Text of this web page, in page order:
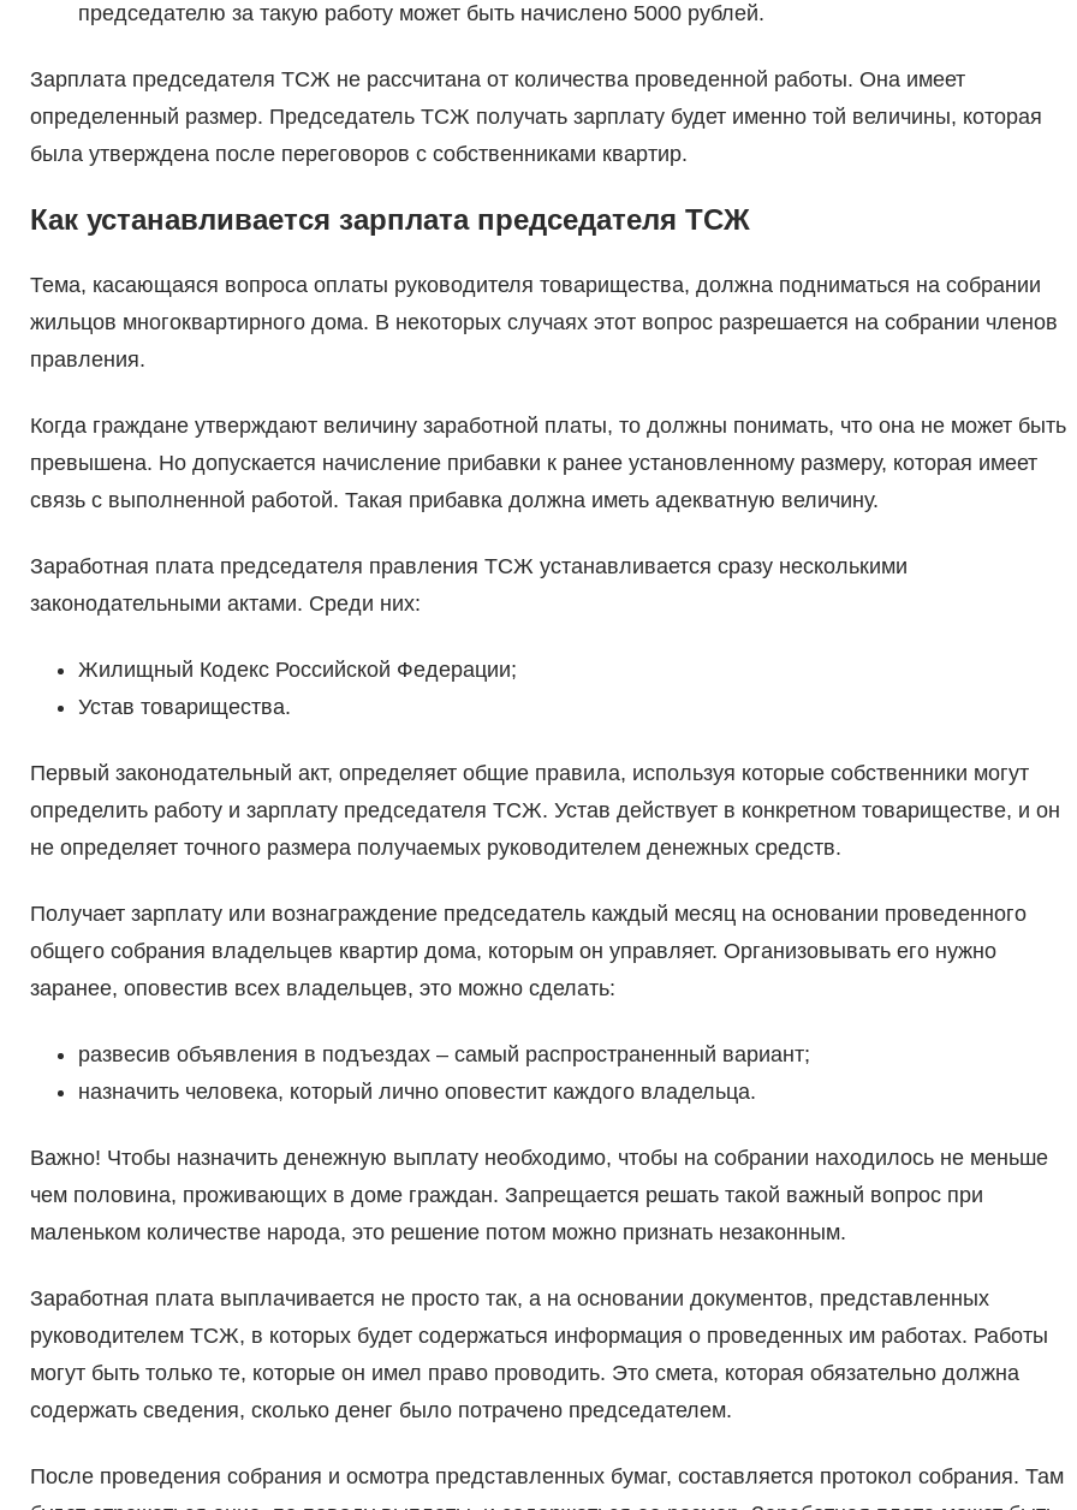
председателю за такую работу может быть начислено 5000 рублей.
Зарплата председателя ТСЖ не рассчитана от количества проведенной работы. Она имеет
определенный размер. Председатель ТСЖ получать зарплату будет именно той величины, которая
была утверждена после переговоров с собственниками квартир.
Как устанавливается зарплата председателя ТСЖ
Тема, касающаяся вопроса оплаты руководителя товарищества, должна подниматься на собрании
жильцов многоквартирного дома. В некоторых случаях этот вопрос разрешается на собрании членов
правления.
Когда граждане утверждают величину заработной платы, то должны понимать, что она не может быть
превышена. Но допускается начисление прибавки к ранее установленному размеру, которая имеет
связь с выполненной работой. Такая прибавка должна иметь адекватную величину.
Заработная плата председателя правления ТСЖ устанавливается сразу несколькими
законодательными актами. Среди них:
Жилищный Кодекс Российской Федерации;
Устав товарищества.
Первый законодательный акт, определяет общие правила, используя которые собственники могут
определить работу и зарплату председателя ТСЖ. Устав действует в конкретном товариществе, и он
не определяет точного размера получаемых руководителем денежных средств.
Получает зарплату или вознаграждение председатель каждый месяц на основании проведенного
общего собрания владельцев квартир дома, которым он управляет. Организовывать его нужно
заранее, оповестив всех владельцев, это можно сделать:
развесив объявления в подъездах – самый распространенный вариант;
назначить человека, который лично оповестит каждого владельца.
Важно! Чтобы назначить денежную выплату необходимо, чтобы на собрании находилось не меньше
чем половина, проживающих в доме граждан. Запрещается решать такой важный вопрос при
маленьком количестве народа, это решение потом можно признать незаконным.
Заработная плата выплачивается не просто так, а на основании документов, представленных
руководителем ТСЖ, в которых будет содержаться информация о проведенных им работах. Работы
могут быть только те, которые он имел право проводить. Это смета, которая обязательно должна
содержать сведения, сколько денег было потрачено председателем.
После проведения собрания и осмотра представленных бумаг, составляется протокол собрания. Там